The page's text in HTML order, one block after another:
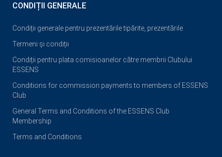
CONDIȚII GENERALE
Condiții generale pentru prezentările tipărite, prezentările
Termeni și condiții
Condiții pentru plata comisioanelor către membrii Clubului
ESSENS
Conditions for commission payments to members of ESSENS
Club
General Terms and Conditions of the ESSENS Club
Membership
Terms and Conditions